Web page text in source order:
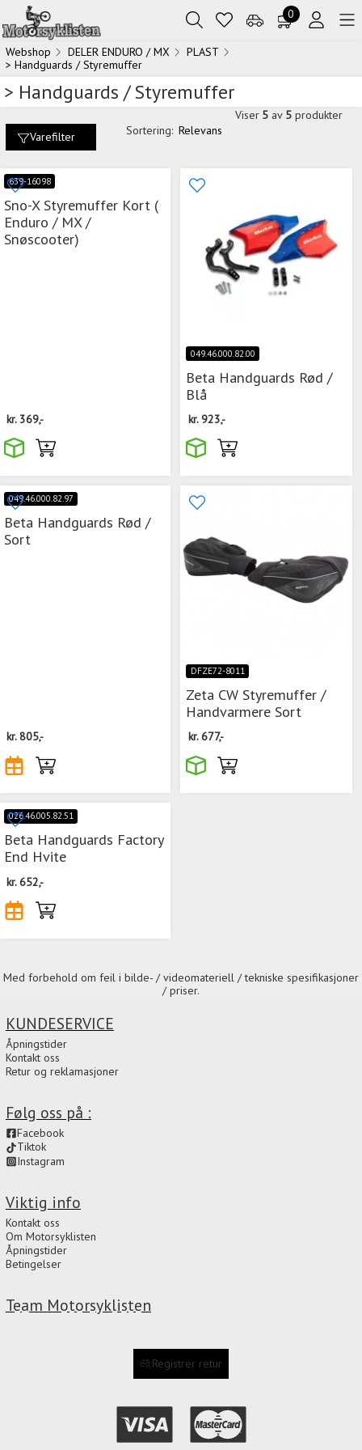
0
Webshop DELER ENDURO / MX
PLAST
> Handguards / Styremuffer
> Handguards / Styremuffer
Varefilter Sortering: Relevans
Viser 5 av 5 produkter
639-16098
Sno-X Styremuffer Kort (
Enduro / MX /
Snøscooter)
kr. 369,-
049.46.000.82.00
Beta Handguards Rød /
Blå
kr.923,-
049.46.000.82.97
Beta Handguards Rød /
Sort
kr.805,-
DFZE72-8011
Zeta CW Styremuffer /
Handvarmere Sort
kr.677,-
026.46.005.82.51
Beta Handguards Factory
End Hvite
kr.652,-
Med forbehold om feil i bilde- / videomateriell / tekniske spesifikasjoner
/ priser.
Team Motorsyklisten
Viktig info
Kontakt oss
Om Motorsyklisten
Åpningstider
Betingelser
Følg oss på :
Facebook
Tiktok
Instagram
KUNDESERVICE
Åpningstider
Kontakt oss
Retur og reklamasjoner
Registrer retur